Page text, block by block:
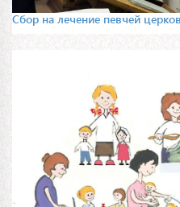
Сбор на лечение певчей